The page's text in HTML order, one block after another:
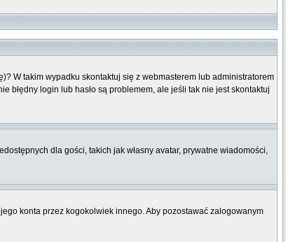
W takim wypadku skontaktuj się z webmasterem lub administratorem
błędny login lub hasło są problemem, ale jeśli tak nie jest skontaktuj
dla gości, takich jak własny avatar, prywatne wiadomości,
konta przez kogokolwiek innego. Aby pozostawać zalogowanym